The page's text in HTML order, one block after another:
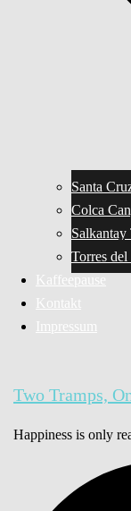
Santa
Colca
Salkantay
Torres
Kaffeepause
Kontakt
Impressum
Two Tramps,
Happiness is only